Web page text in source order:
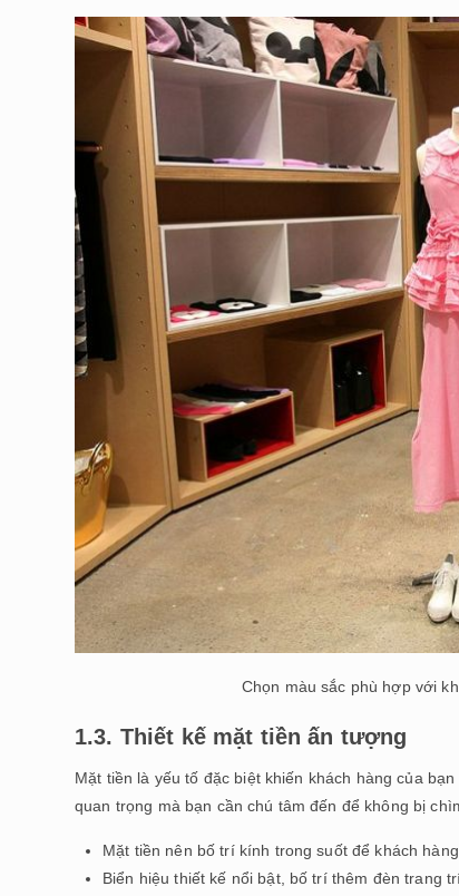
Chọn màu sắc phù hợp với
1.3. Thiết kế mặt tiền ấn tượng
Mặt tiền là yếu tố đặc biệt khiến khách hàng của
quan trọng mà bạn cần chú tâm đến để không bị
Mặt tiền nên bố trí kính trong suốt để khách
Biển hiệu thiết kế nổi bật, bố trí thêm đèn trang